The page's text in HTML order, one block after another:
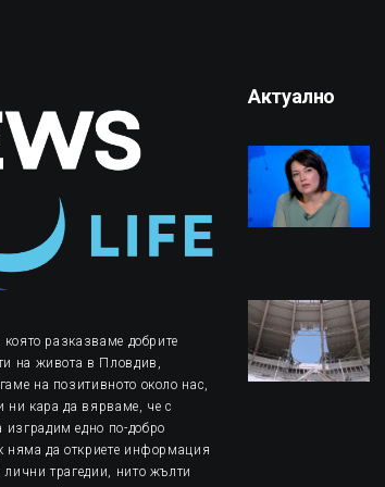
разказваме добрите
на живота в Пловдив,
на позитивното около нас,
ни кара да вярваме, че с
едно по-добро
няма да откриете информация
трагедии, нито жълти
Актуално